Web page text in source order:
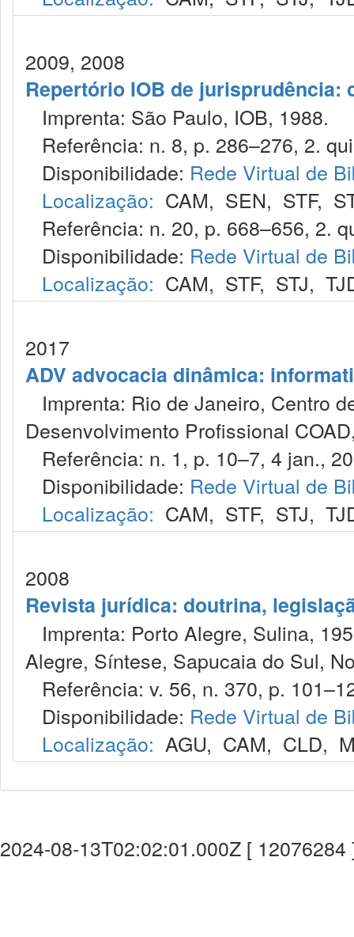
2009, 2008
Repertório IOB de
Imprenta: São Paulo, IOB, 1988.
Referência: n. 8, p. 286–276, 2.
Disponibilidade: Rede Virtual de
Localização: CAM, SEN, STF,
Referência: n. 20, p. 668–656, 2.
Disponibilidade: Rede Virtual de
Localização: CAM, STF, STJ,
2017
ADV advocacia dinâmica:
Imprenta: Rio de Janeiro, Centro
Desenvolvimento Profissional
Referência: n. 1, p. 10–7, 4 jan.,
Disponibilidade: Rede Virtual de
Localização: CAM, STF, STJ,
2008
Revista jurídica: doutrina,
Imprenta: Porto Alegre, Sulina,
Alegre, Síntese, Sapucaia do Sul,
Referência: v. 56, n. 370, p.
Disponibilidade: Rede Virtual de
Localização: AGU, CAM, CLD,
2024-08-13T02:02:01.000Z [ 12076284